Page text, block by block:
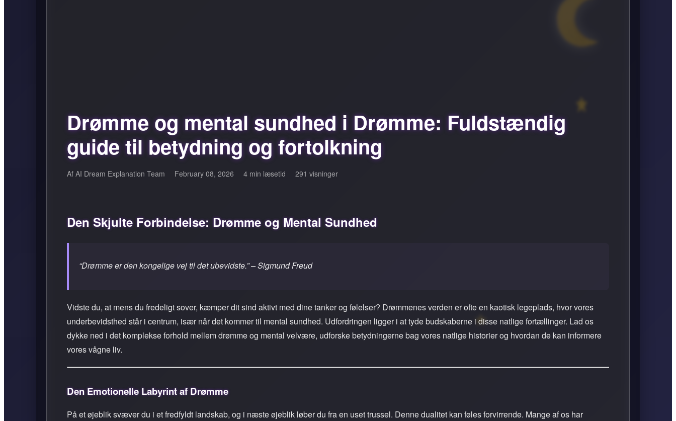
Drømme og mental sundhed i Drømme: Fuldstændig
guide til betydning og fortolkning
Af AI Dream Explanation Team February 08, 2026 4 min læsetid 291 visninger
Den Skjulte Forbindelse: Drømme og Mental Sundhed
“Drømme er den kongelige vej til det ubevidste.” –Sigmund Freud
Vidste du, at mens du fredeligt sover, kæmper dit sind aktivt med dine tanker og følelser? Drømmenes verden er ofte en kaotisk legeplads, hvor vores
underbevidsthed står i centrum, især når det kommer til mental sundhed. Udfordringen ligger i at tyde budskaberne i disse natlige fortællinger. Lad os
dykke ned i det komplekse forhold mellem drømme og mental velvære, udforske betydningerne bag vores natlige historier og hvordan de kan informere
vores vågne liv.
Den Emotionelle Labyrint af Drømme
På et øjeblik svæver du i et fredfyldt landskab, og i næste øjeblik løber du fra en uset trussel. Denne dualitet kan føles forvirrende. Mange af os har